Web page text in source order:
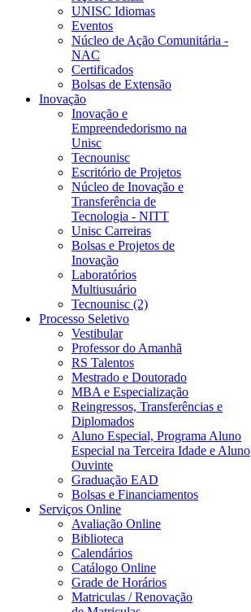
UNISC Idiomas
Eventos
Núcleo de Ação Comunitária -
NAC
Certificados
Bolsas de Extensão
Inovação
Inovação e
Empreendedorismo na
Unisc
Tecnounisc
Escritório de Projetos
Núcleo de Inovação e
Transferência de
Tecnologia - NITT
Unisc Carreiras
Bolsas e Projetos de
Inovação
Laboratórios
Multiusuário
Tecnounisc (2)
Processo Seletivo
Vestibular
Professor do Amanhã
RS Talentos
Mestrado e Doutorado
MBA e Especialização
Reingressos, Transferências e
Diplomados
Aluno Especial, Programa Aluno
Especial na Terceira Idade e Aluno
Ouvinte
Graduação EAD
Bolsas e Financiamentos
Serviços Online
Avaliação Online
Biblioteca
Calendários
Catálogo Online
Grade de Horários
Matriculas / Renovação